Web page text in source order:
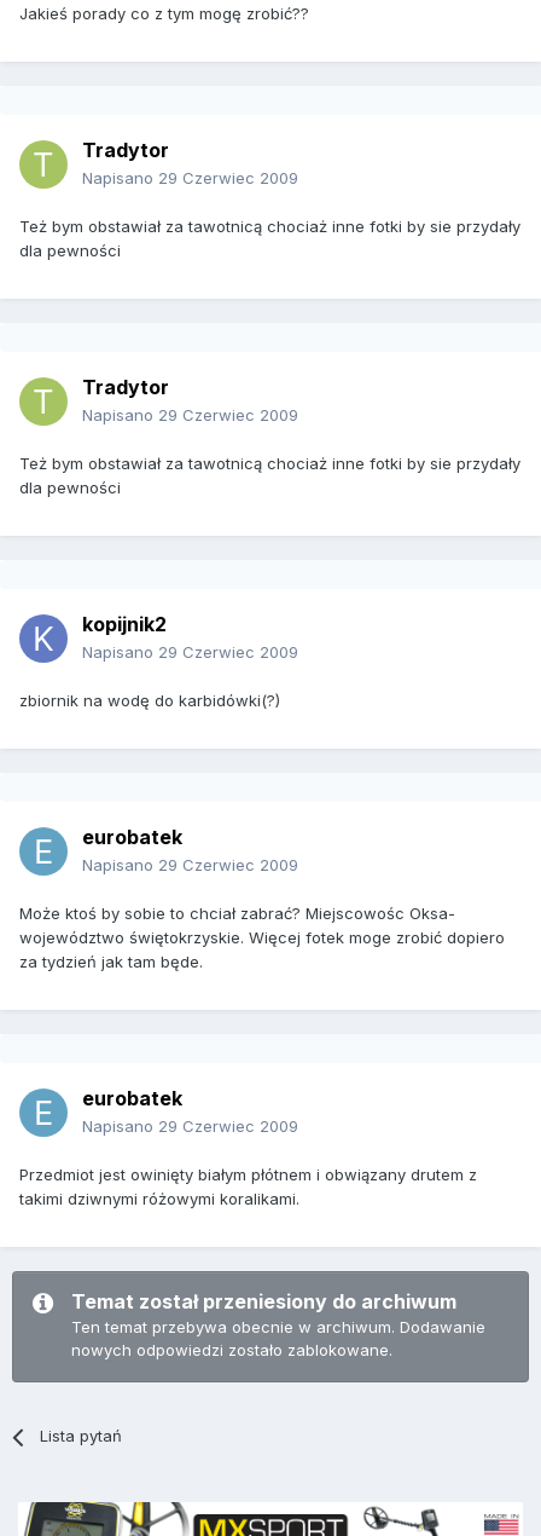
Jakieś porady co z tym mogę zrobić??
Tradytor
Napisano 29 Czerwiec 2009
Też bym obstawiał za tawotnicą chociaż inne fotki by sie przydały
dla pewności
Tradytor
Napisano 29 Czerwiec 2009
Też bym obstawiał za tawotnicą chociaż inne fotki by sie przydały
dla pewności
kopijnik2
Napisano 29 Czerwiec 2009
zbiornik na wodę do karbidówki(?)
eurobatek
Napisano 29 Czerwiec 2009
Może ktoś by sobie to chciał zabrać? Miejscowośc Oksa-
województwo świętokrzyskie. Więcej fotek moge zrobić dopiero
za tydzień jak tam będe.
eurobatek
Napisano 29 Czerwiec 2009
Przedmiot jest owinięty białym płótnem i obwiązany drutem z
takimi dziwnymi różowymi koralikami.
Temat został przeniesiony do archiwum
Ten temat przebywa obecnie w archiwum. Dodawanie
nowych odpowiedzi zostało zablokowane.
Lista pytań